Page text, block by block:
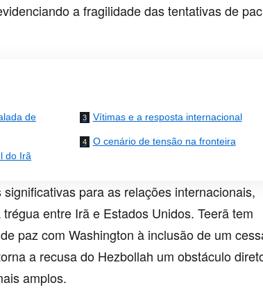
a fragilidade das tentativas de
de
do Irã
Vítimas e a resposta internacional
O cenário de tensão na fronteira
para as relações internacionais,
entre Irã e Estados Unidos. Teerã tem
paz com Washington à inclusão de um
a recusa do Hezbollah um obstáculo
amplos.